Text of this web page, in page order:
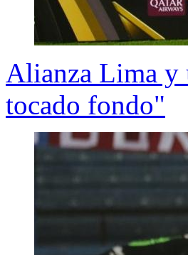
Alianza Lima y
tocado fondo"